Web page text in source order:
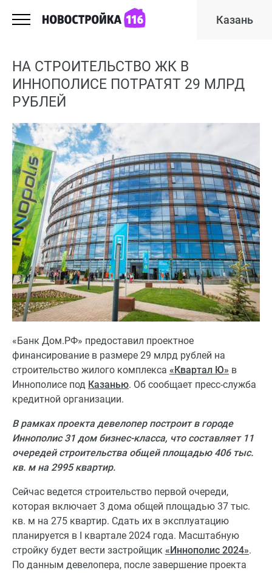
Казань
НА СТРОИТЕЛЬСТВО ЖК В
ИННОПОЛИСЕ ПОТРАТЯТ 29 МЛРД
РУБЛЕЙ
«Банк Дом.РФ» предоставил проектное
финансирование в размере 29 млрд рублей на
строительство жилого комплекса «Квартал Ю» в
Иннополисе под Казанью. Об сообщает пресс-служба
кредитной организации.
В рамках проекта девелопер построит в городе
Иннополис 31 дом бизнес-класса, что составляет 11
очередей строительства общей площадью 406 тыс.
кв. м на 2995 квартир.
Сейчас ведется строительство первой очереди,
которая включает 3 дома общей площадью 37 тыс.
кв. м на 275 квартир. Сдать их в эксплуатацию
планируется в I квартале 2024 года. Масштабную
стройку будет вести застройщик «Иннополис 2024».
По данным девелопера, после завершение проекта